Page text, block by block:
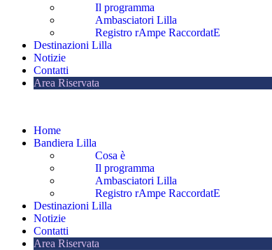
Il programma
Ambasciatori Lilla
Registro rAmpe RaccordatE
Destinazioni Lilla
Notizie
Contatti
Area Riservata
Home
Bandiera Lilla
Cosa è
Il programma
Ambasciatori Lilla
Registro rAmpe RaccordatE
Destinazioni Lilla
Notizie
Contatti
Area Riservata